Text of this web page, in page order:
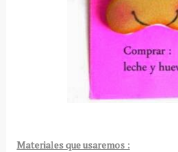
Materiales que usaremos :